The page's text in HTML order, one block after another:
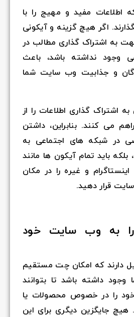
اطلاعات مفید و مهیج را با
اگر هیچ گزینه‌ و آیکونی
به اشتراک گذاری مطالب در
وجود نداشته باشد، باعث
و جذابیت وب سایت شما
اشتراک گذاری اطلاعات را از
می کنند. بنابراین، داشتن
در شبکه های اجتماعی به
باید تمام آیکون ها مانند
و غیره را در مکان
قرار دهید.
به وب سایت خود
دارند که امکان چت مستقیم
وجود داشته باشد تا بتوانند
خود را در خصوص محصولات یا
جایگزین دیگری برای این